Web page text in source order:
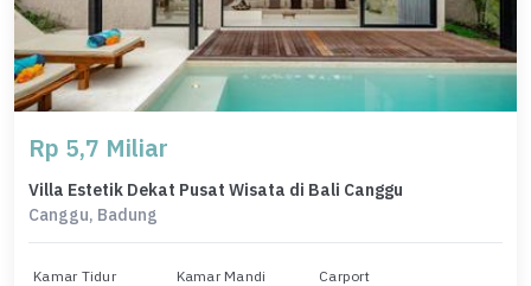
Rp 5,7 Miliar
Villa Estetik Dekat Pusat Wisata di Bali Canggu
Canggu, Badung
Kamar Tidur Kamar Mandi Carport